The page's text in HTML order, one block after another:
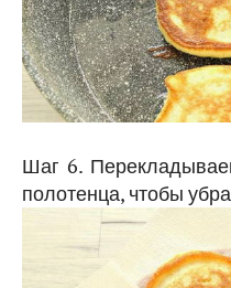
Шаг 6.
полотенца, чтобы